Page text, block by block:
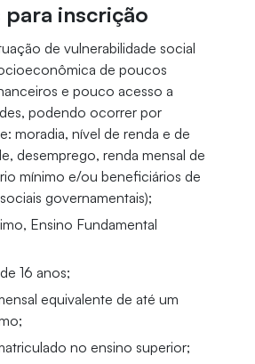
para inscrição
de vulnerabilidade social
de poucos
e pouco acesso a
podendo ocorrer por
moradia, nível de renda e de
desemprego, renda mensal de
mínimo e/ou beneficiários de
governamentais);
Ensino Fundamental
16 anos;
equivalente de até um
no ensino superior;